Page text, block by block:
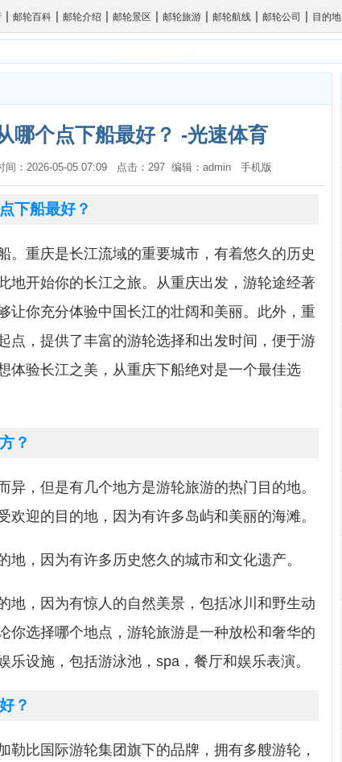
| 邮轮百科 | 邮轮介绍 | 邮轮景区 | 邮轮旅游 | 邮轮航线 | 邮轮公司 | 目的地
哪个点下船最好？ -光速体育
间：2026-05-05 07:09 点击：297 编辑：admin 手机版
下船最好？
。重庆是长江流域的重要城市，有着悠久的历史
地开始你的长江之旅。从重庆出发，游轮途经著
让你充分体验中国长江的壮阔和美丽。此外，重
点，提供了丰富的游轮选择和出发时间，便于游
体验长江之美，从重庆下船绝对是一个最佳选
？
异，但是有几个地方是游轮旅游的热门目的地。
欢迎的目的地，因为有许多岛屿和美丽的海滩。
地，因为有许多历史悠久的城市和文化遗产。
地，因为有惊人的自然美景，包括冰川和野生动
你选择哪个地点，游轮旅游是一种放松和奢华的
乐设施，包括游泳池，spa，餐厅和娱乐表演。
？
勒比国际游轮集团旗下的品牌，拥有多艘游轮，